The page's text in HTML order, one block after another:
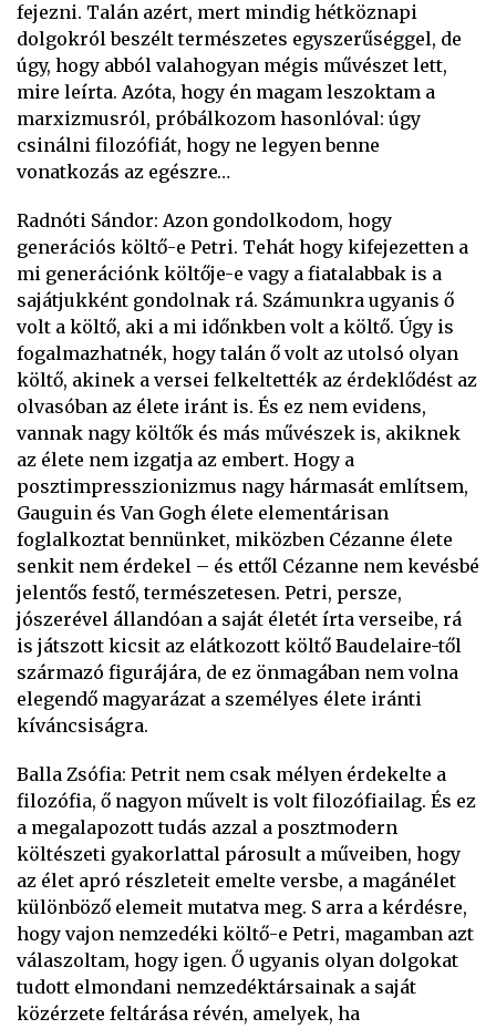
fejezni. Talán azért, mert mindig hétköznapi
dolgokról beszélt természetes egyszerűséggel, de
úgy, hogy abból valahogyan mégis művészet lett,
mire leírta. Azóta, hogy én magam leszoktam a
marxizmusról, próbálkozom hasonlóval: úgy
csinálni filozófiát, hogy ne legyen benne
vonatkozás az egészre…
Radnóti Sándor: Azon gondolkodom, hogy
generációs költő-e Petri. Tehát hogy kifejezetten a
mi generációnk költője-e vagy a fiatalabbak is a
sajátjukként gondolnak rá. Számunkra ugyanis ő
volt a költő, aki a mi időnkben volt a költő. Úgy is
fogalmazhatnék, hogy talán ő volt az utolsó olyan
költő, akinek a versei felkeltették az érdeklődést az
olvasóban az élete iránt is. És ez nem evidens,
vannak nagy költők és más művészek is, akiknek
az élete nem izgatja az embert. Hogy a
posztimpresszionizmus nagy hármasát említsem,
Gauguin és Van Gogh élete elementárisan
foglalkoztat bennünket, miközben Cézanne élete
senkit nem érdekel – és ettől Cézanne nem kevésbé
jelentős festő, természetesen. Petri, persze,
jószerével állandóan a saját életét írta verseibe, rá
is játszott kicsit az elátkozott költő Baudelaire-től
származó figurájára, de ez önmagában nem volna
elegendő magyarázat a személyes élete iránti
kíváncsiságra.
Balla Zsófia: Petrit nem csak mélyen érdekelte a
filozófia, ő nagyon művelt is volt filozófiailag. És ez
a megalapozott tudás azzal a posztmodern
költészeti gyakorlattal párosult a műveiben, hogy
az élet apró részleteit emelte versbe, a magánélet
különböző elemeit mutatva meg. S arra a kérdésre,
hogy vajon nemzedéki költő-e Petri, magamban azt
válaszoltam, hogy igen. Ő ugyanis olyan dolgokat
tudott elmondani nemzedéktársainak a saját
közérzete feltárása révén, amelyek, ha